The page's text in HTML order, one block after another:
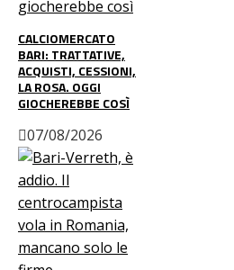
CALCIOMERCATO
BARI: TRATTATIVE,
ACQUISTI, CESSIONI,
LA ROSA. OGGI
GIOCHEREBBE COSÌ
07/08/2026